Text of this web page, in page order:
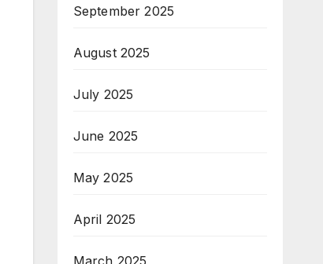
September 2025
August 2025
July 2025
June 2025
May 2025
April 2025
March 2025